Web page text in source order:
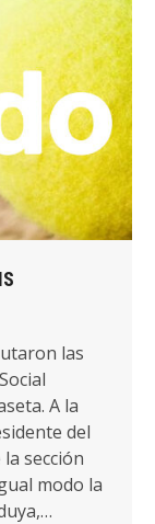
las
A la
del
sección
modo la